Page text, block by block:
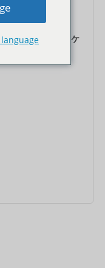
スーパービザチケ